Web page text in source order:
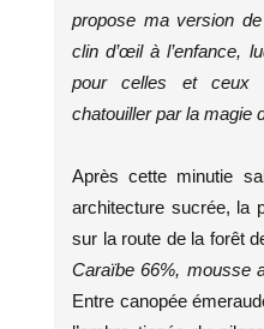
propose ma version
clin d’œil à l’enfance,
pour celles et ceux
chatouiller par la magie
Après cette minutie
architecture sucrée, la
sur la route de la forêt
Caraïbe 66%, mousse
Entre canopée